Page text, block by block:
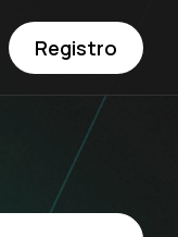
Registro